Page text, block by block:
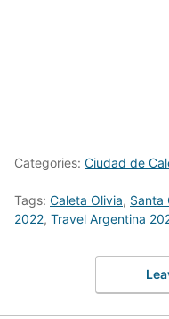
Categories: Ciudad de
Tags: Caleta Olivia, Santa
2022, Travel Argentina